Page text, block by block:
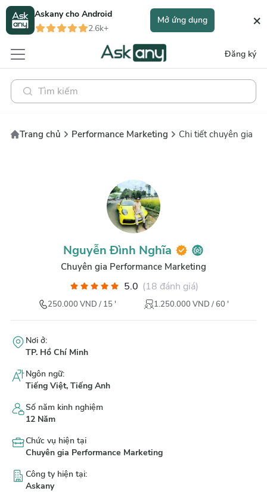
Askany cho Android
2.6k+
Mở ứng dụng ×
Đăng ký
Trang chủ Performance Marketing Chi tiết chuyên gia
Nguyễn Đình Nghĩa
Chuyên gia Performance Marketing
5.0 (18 đánh giá)
250.000 VND / 15' 1.250.000 VND /60 '
Nơi ở:
TP. Hồ Chí Minh
Ngôn ngữ:
Tiếng Việt, Tiếng Anh
Số năm kinh nghiệm
12 Năm
Chức vụ hiện tại
Chuyên gia Performance Marketing
Công ty hiện tại:
Askany